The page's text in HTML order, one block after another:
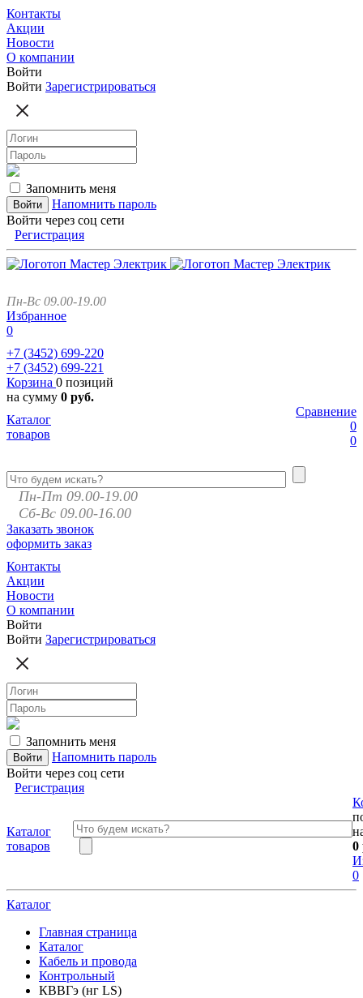
Контакты
Акции
Новости
О компании
Войти
Войти Зарегистрироваться
Запомнить меня
Напомнить пароль
Войти через соц сети
Регистрация
Пн-Вс 09.00-19.00
Избранное
0
+7 (3452) 699-220
+7 (3452) 699-221
Корзина 0 позиций
на сумму 0 руб.
Сравнение
0
0
Каталог
товаров
Пн-Пт 09.00-19.00
Сб-Вс 09.00-16.00
Заказать звонок
оформить заказ
Контакты
Акции
Новости
О компании
Войти
Войти Зарегистрироваться
Запомнить меня
Напомнить пароль
Войти через соц сети
Регистрация
Каталог
товаров
0
0
Каталог
Главная страница
Каталог
Кабель и провода
Контрольный
КВВГэ (нг LS)